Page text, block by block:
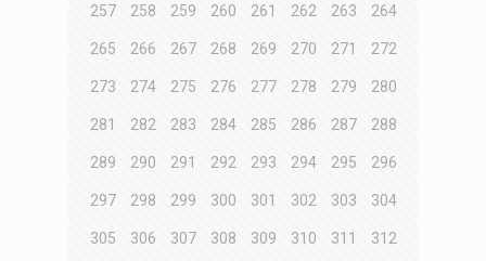
257 258 259 260 261 262 263 264
265 266 267 268 269 270 271 272
273 274 275 276 277 278 279 280
281 282 283 284 285 286 287 288
289 290 291 292 293 294 295 296
297 298 299 300 301 302 303 304
305 306 307 308 309 310 311 312